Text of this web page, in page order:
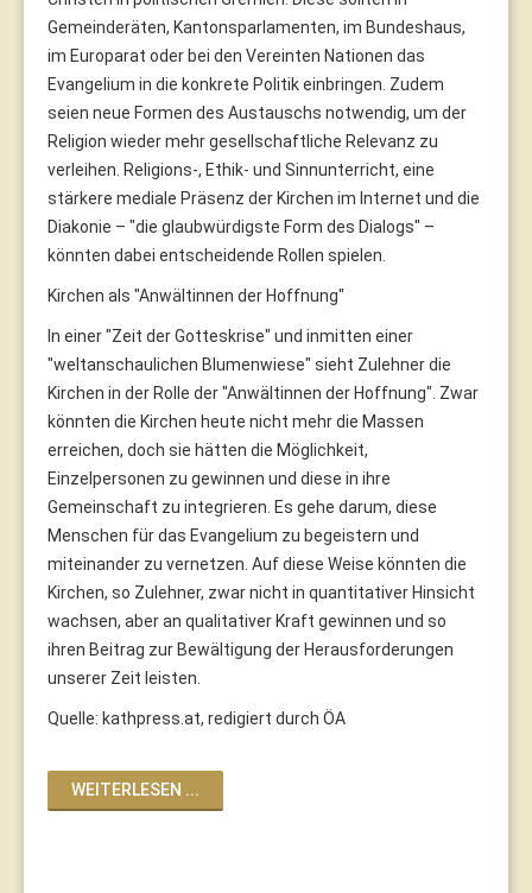
Gemeinderäten, Kantonsparlamenten, im Bundeshaus,
im Europarat oder bei den Vereinten Nationen das
Evangelium in die konkrete Politik einbringen. Zudem
seien neue Formen des Austauschs notwendig, um der
Religion wieder mehr gesellschaftliche Relevanz zu
verleihen. Religions-, Ethik- und Sinnunterricht, eine
stärkere mediale Präsenz der Kirchen im Internet und die
Diakonie – "die glaubwürdigste Form des Dialogs" –
könnten dabei entscheidende Rollen spielen.
Kirchen als "Anwältinnen der Hoffnung"
In einer "Zeit der Gotteskrise" und inmitten einer
"weltanschaulichen Blumenwiese" sieht Zulehner die
Kirchen in der Rolle der "Anwältinnen der Hoffnung". Zwar
könnten die Kirchen heute nicht mehr die Massen
erreichen, doch sie hätten die Möglichkeit,
Einzelpersonen zu gewinnen und diese in ihre
Gemeinschaft zu integrieren. Es gehe darum, diese
Menschen für das Evangelium zu begeistern und
miteinander zu vernetzen. Auf diese Weise könnten die
Kirchen, so Zulehner, zwar nicht in quantitativer Hinsicht
wachsen, aber an qualitativer Kraft gewinnen und so
ihren Beitrag zur Bewältigung der Herausforderungen
unserer Zeit leisten.
Quelle: kathpress.at, redigiert durch ÖA
WEITERLESEN ...